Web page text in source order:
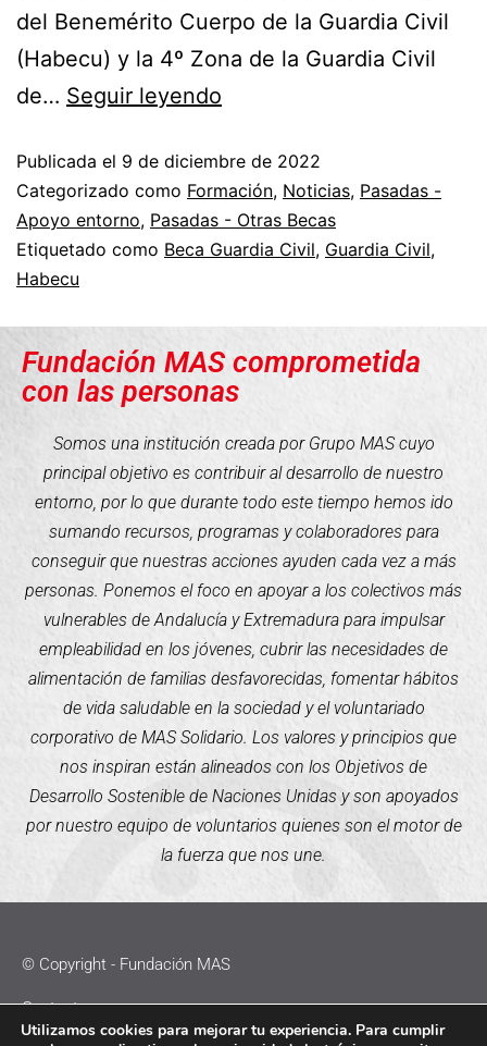
del Benemérito Cuerpo de la Guardia Civil
(Habecu) y la 4º Zona de la Guardia Civil
de… Seguir leyendo
Publicada el 9 de diciembre de 2022
Categorizado como Formación, Noticias, Pasadas -
Apoyo entorno, Pasadas - Otras Becas
Etiquetado como Beca Guardia Civil, Guardia Civil,
Habecu
Fundación MAS comprometida
con las personas
Somos una institución creada por Grupo MAS cuyo
principal objetivo es contribuir al desarrollo de nuestro
entorno, por lo que durante todo este tiempo hemos ido
sumando recursos, programas y colaboradores para
conseguir que nuestras acciones ayuden cada vez a más
personas. Ponemos el foco en apoyar a los colectivos más
vulnerables de Andalucía y Extremadura para impulsar
empleabilidad en los jóvenes, cubrir las necesidades de
alimentación de familias desfavorecidas, fomentar hábitos
de vida saludable en la sociedad y el voluntariado
corporativo de MAS Solidario. Los valores y principios que
nos inspiran están alineados con los Objetivos de
Desarrollo Sostenible de Naciones Unidas y son apoyados
por nuestro equipo de voluntarios quienes son el motor de
la fuerza que nos une.
© Copyright - Fundación MAS
Contacto
Utilizamos cookies para mejorar tu experiencia. Para cumplir